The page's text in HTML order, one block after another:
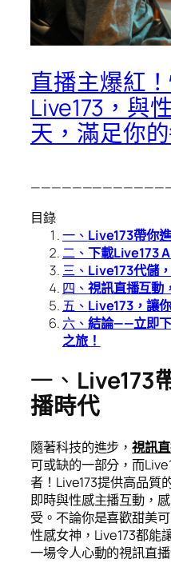
直播主爆紅
Live173，與
天，滿足你
目錄
一、 Live173帶你
二、 下載Live173
三、 Live173代儲
四、 視訊直播互動
五、 Live173，讓
六、 結論——立即
之旅！
一、 Live173
播時代
隨著科技的進步，視訊
可或缺的一部分，而
者！Live173提供高品質
即時與性感主播互動，
受。不論你是喜歡甜美
性感女神，Live173都能
一場令人心動的視訊直播